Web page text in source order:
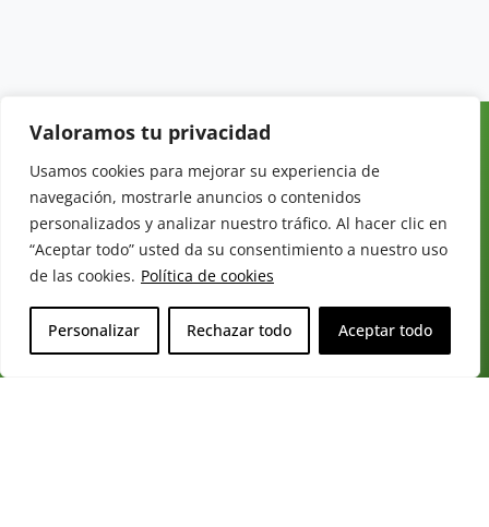
Valoramos tu privacidad
Usamos cookies para mejorar su experiencia de
navegación, mostrarle anuncios o contenidos
personalizados y analizar nuestro tráfico. Al hacer clic en
“Aceptar todo” usted da su consentimiento a nuestro uso
de las cookies. Política de cookies
Personalizar Rechazar todo Aceptar todo
Revista del
Hortofrutícola
C/
Presidente
Cárdenas nº
10.
41013
MERCADOS
INICIO
QUIÉNES
SOMOS
DOSSIER
Y
TARIFAS
REVISTAS
NEWSLETTER
SUSCRIPCIÓN
SECCIONES
FRUTAS
HORTALIZAS
EMPRESA
MERCADOS
ALIMENTACIÓN
OPINIÓN
30 DE
30
AVISO LEGAL
POLÍTICA DE
PRIVACIDAD